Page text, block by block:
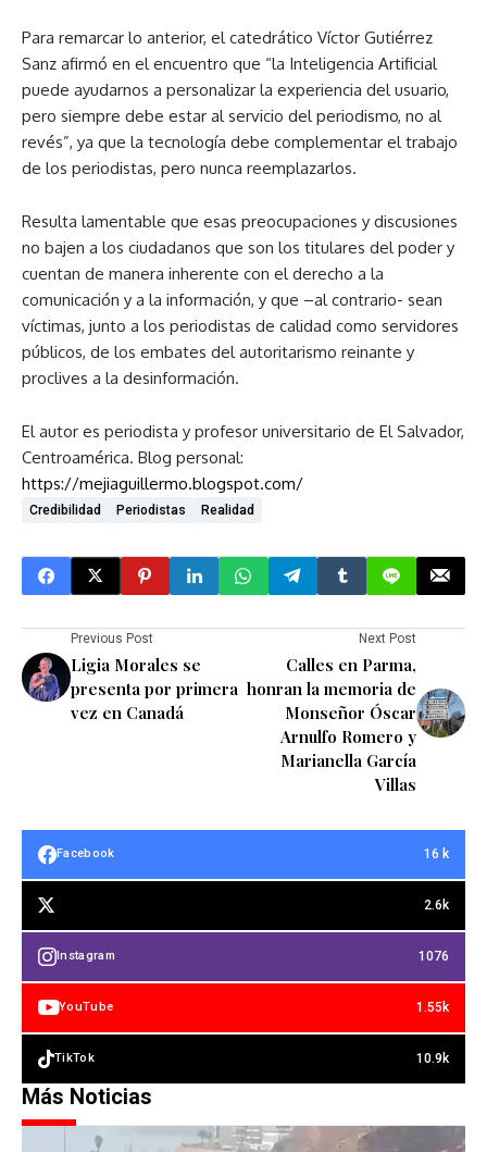
Para remarcar lo anterior, el catedrático Víctor Gutiérrez
Sanz afirmó en el encuentro que “la Inteligencia Artificial
puede ayudarnos a personalizar la experiencia del usuario,
pero siempre debe estar al servicio del periodismo, no al
revés”, ya que la tecnología debe complementar el trabajo
de los periodistas, pero nunca reemplazarlos.
Resulta lamentable que esas preocupaciones y discusiones
no bajen a los ciudadanos que son los titulares del poder y
cuentan de manera inherente con el derecho a la
comunicación y a la información, y que –al contrario- sean
víctimas, junto a los periodistas de calidad como servidores
públicos, de los embates del autoritarismo reinante y
proclives a la desinformación.
El autor es periodista y profesor universitario de El Salvador,
Centroamérica. Blog personal:
https://mejiaguillermo.blogspot.com/
Credibilidad Periodistas Realidad
Previous Post
Ligia Morales se
presenta por primera
vez en Canadá
Next Post
Calles en Parma,
honran la memoria de
Monseñor Óscar
Arnulfo Romero y
Marianella García
Villas
Facebook 16 k
2.6k
Instagram 1076
YouTube 1.55k
TikTok 10.9k
Más Noticias